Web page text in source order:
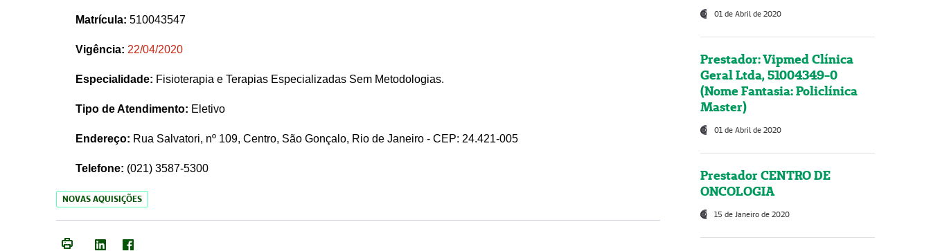
Matrícula: 510043547
Vigência: 22/04/2020
Especialidade: Fisioterapia e Terapias Especializadas Sem Metodologias.
Tipo de Atendimento: Eletivo
Endereço: Rua Salvatori, nº 109, Centro, São Gonçalo, Rio de Janeiro - CEP: 24.421-005
Telefone: (021) 3587-5300
NOVAS AQUISIÇÕES
01 de Abril de 2020
Prestador: Vipmed Clínica
Geral Ltda, 51004349-0
(Nome Fantasia: Policlínica
Master)
01 de Abril de 2020
Prestador CENTRO DE
ONCOLOGIA
15 de Janeiro de 2020